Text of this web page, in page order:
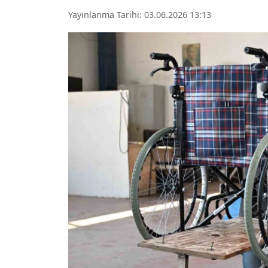
Yayınlanma Tarihi: 03.06.2026 13:13